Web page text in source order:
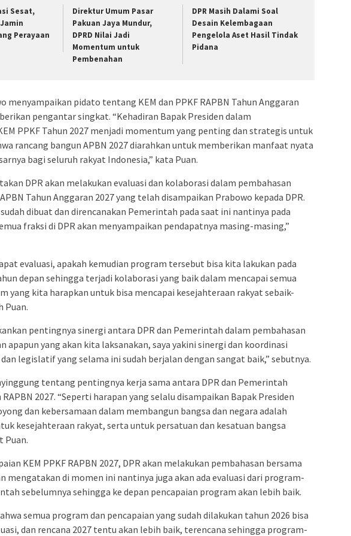
Sesat,
Perayaan
Direktur Umum Pasar
Pakuan Jaya Mundur,
DPRD Nilai Jadi
Momentum untuk
Pembenahan
DPR Masih Dalami Soal
Desain Kelembagaan
Pengelola Aset Hasil Tindak
Pidana
menyampaikan pidato tentang KEM dan PPKF RAPBN Tahun Anggaran
pengantar singkat. “Kehadiran Bapak Presiden dalam
PPKF Tahun 2027 menjadi momentum yang penting dan strategis untuk
rancang bangun APBN 2027 diarahkan untuk memberikan manfaat nyata
bagi seluruh rakyat Indonesia,” kata Puan.
DPR akan melakukan evaluasi dan kolaborasi dalam pembahasan
Tahun Anggaran 2027 yang telah disampaikan Prabowo kepada DPR.
dibuat dan direncanakan Pemerintah pada saat ini nantinya pada
fraksi di DPR akan menyampaikan pendapatnya masing-masing,”
evaluasi, apakah kemudian program tersebut bisa kita lakukan pada
depan sehingga terjadi kolaborasi yang baik dalam mencapai semua
yang kita harapkan untuk bisa mencapai kesejahteraan rakyat sebaik-
Puan.
pentingnya sinergi antara DPR dan Pemerintah dalam pembahasan
apapun yang akan kita laksanakan, saya yakini sinergi dan koordinasi
legislatif yang selama ini sudah berjalan dengan sangat baik,” sebutnya.
tentang pentingnya kerja sama antara DPR dan Pemerintah
2027. “Seperti harapan yang selalu disampaikan Bapak Presiden
dan kebersamaan dalam membangun bangsa dan negara adalah
kesejahteraan rakyat, serta untuk persatuan dan kesatuan bangsa
Puan.
KEM PPKF RAPBN 2027, DPR akan melakukan pembahasan bersama
mengatakan di momen ini nantinya juga akan ada evaluasi dari program-
sebelumnya sehingga ke depan pencapaian program akan lebih baik.
semua program dan pencapaian yang sudah dilakukan tahun 2026 bisa
dan rencana 2027 tentu akan lebih baik, terencana sehingga program-